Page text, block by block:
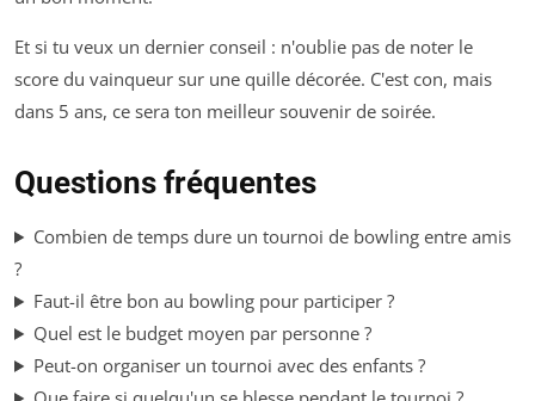
Et si tu veux un dernier conseil : n'oublie pas de noter le
score du vainqueur sur une quille décorée. C'est con, mais
dans 5 ans, ce sera ton meilleur souvenir de soirée.
Questions fréquentes
Combien de temps dure un tournoi de bowling entre amis
?
Faut-il être bon au bowling pour participer ?
Quel est le budget moyen par personne ?
Peut-on organiser un tournoi avec des enfants ?